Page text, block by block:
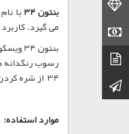
قیمت سکه
دیتاشیت
کانال تلگرام
بنتون 34
می گیرد. کاربرد بنتون 34 به ویژه در موتور های دیزلی معکوس و روغن موتور بر
رسوب رنگدانه
34 از شره کردن رنگ بر روی سطوح عمودی و نفوذ آن در لایه های پر منفذ جلوگیری می نماید.
موارد استفاده: